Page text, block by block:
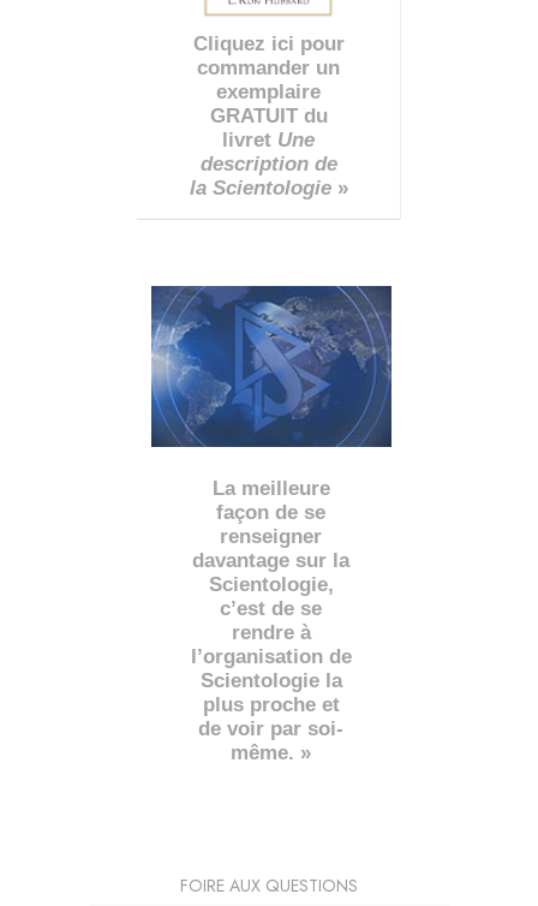
Cliquez ici pour
commander un
exemplaire
GRATUIT du
livret Une
description de
la Scientologie»
La meilleure
façon de se
renseigner
davantage sur la
Scientologie,
c’est de se
rendre à
l’organisation de
Scientologie la
plus proche et
de voir par soi-
même. »
FOIRE AUX QUESTIONS